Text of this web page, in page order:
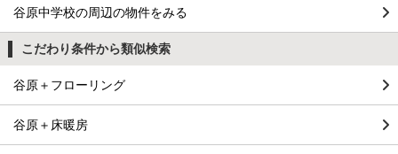
谷原中学校の周辺の物件をみる
こだわり条件から類似検索
谷原＋フローリング
谷原＋床暖房